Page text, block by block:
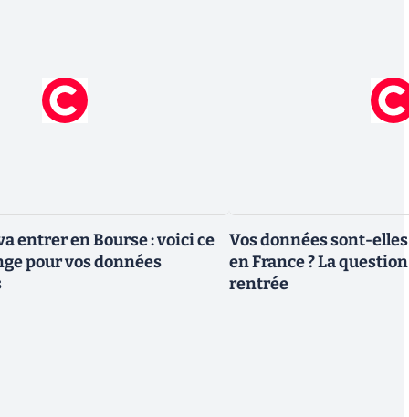
entrer en Bourse : voici ce
pour vos données
Vos données sont-
en France ? La
rentrée